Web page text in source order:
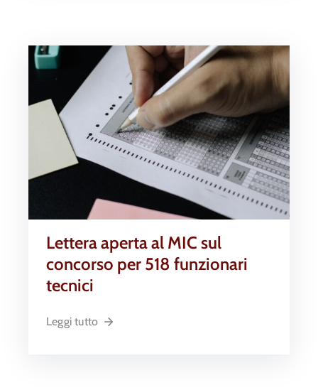
Lettera aperta al MIC sul
concorso per 518 funzionari
tecnici
Leggi tutto